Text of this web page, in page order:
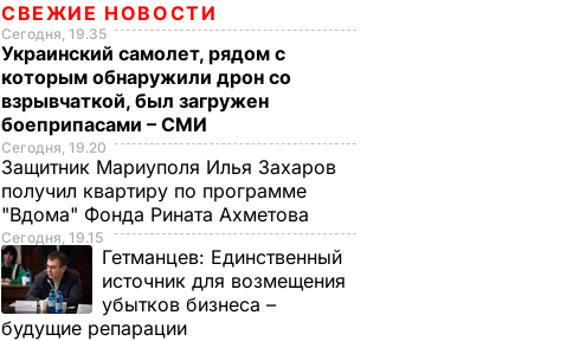
СВЕЖИЕ НОВОСТИ
Сегодня, 19.35
Украинский самолет, рядом с
которым обнаружили дрон со
взрывчаткой, был загружен
боеприпасами – СМИ
Сегодня, 19.20
Защитник Мариуполя Илья Захаров
получил квартиру по программе
"Вдома" Фонда Рината Ахметова
Сегодня, 19.15
Гетманцев: Единственный
источник для возмещения
убытков бизнеса –
будущие репарации